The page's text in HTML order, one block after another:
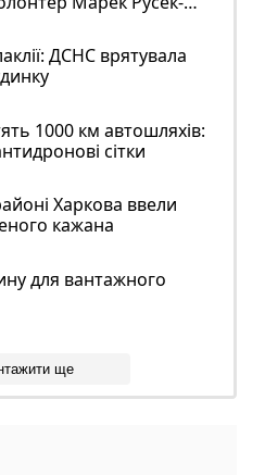
ДСНС врятувала
1000 км автошляхів:
сітки
Харкова ввели
кажана
для вантажного
ще